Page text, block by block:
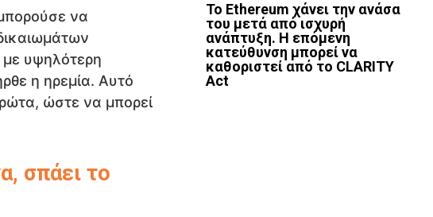
να
υψηλότερη
η ηρεμία. Αυτό
ώστε να μπορεί
σπάει το
Το Ethereum χάνει την ανάσα
του μετά από ισχυρή
ανάπτυξη. Η επόμενη
κατεύθυνση μπορεί να
καθοριστεί από το CLARITY
Act